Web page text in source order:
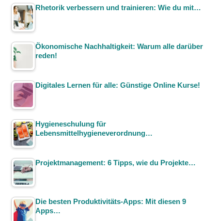
Rhetorik verbessern und trainieren: Wie du mit…
Ökonomische Nachhaltigkeit: Warum alle darüber
reden!
Digitales Lernen für alle: Günstige Online Kurse!
Hygieneschulung für
Lebensmittelhygieneverordnung…
Projektmanagement: 6 Tipps, wie du Projekte…
Die besten Produktivitäts-Apps: Mit diesen 9
Apps…